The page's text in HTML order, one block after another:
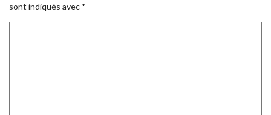
sont indiqués avec *